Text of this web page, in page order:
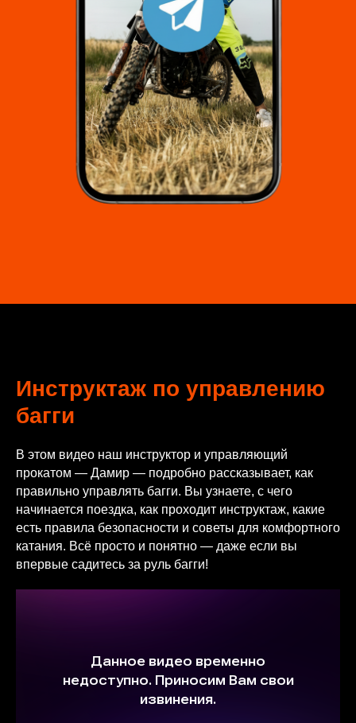
Инструктаж по управлению
багги
В этом видео наш инструктор и управляющий
прокатом — Дамир — подробно рассказывает, как
правильно управлять багги. Вы узнаете, с чего
начинается поездка, как проходит инструктаж, какие
есть правила безопасности и советы для комфортного
катания. Всё просто и понятно — даже если вы
впервые садитесь за руль багги!